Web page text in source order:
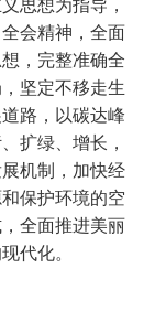
思想为指导，
会精神，全面
，完整准确全
坚定不移走生
路，以碳达峰
扩绿、增长，
机制，加快经
保护环境的空
全面推进美丽
代化。